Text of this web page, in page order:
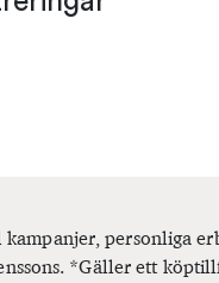
personliga
*Gäller ett